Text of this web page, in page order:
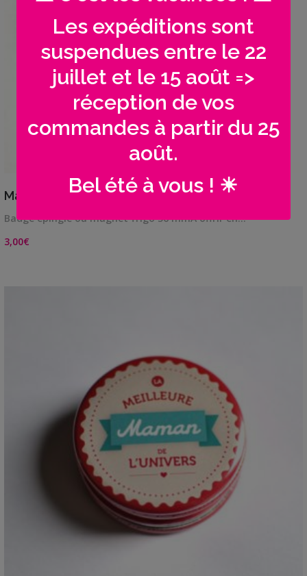
VIEW DETAILS
Maîtresse / Maître / ATSEM…
Badge épingle ou magnet frigo 56 mmA offrir en…
3,00€
Les expéditions sont
suspendues entre le 22
juillet et le 15 août =>
réception de vos
commandes à partir du 25
août.
Bel été à vous ! ☀